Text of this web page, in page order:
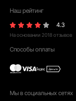
Наш рейтинг
4.3
На основании 2018 отзывов
Способы оплаты
Мы в социальных сетях